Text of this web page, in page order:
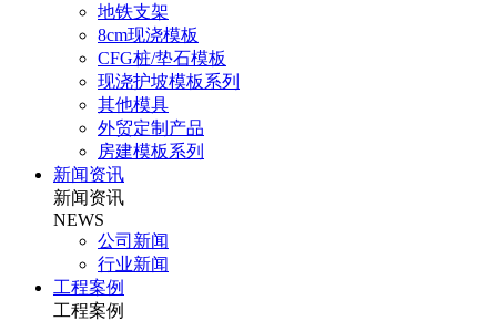
地铁支架
8cm现浇模板
CFG桩/垫石模板
现浇护坡模板系列
其他模具
外贸定制产品
房建模板系列
新闻资讯
新闻资讯
NEWS
公司新闻
行业新闻
工程案例
工程案例